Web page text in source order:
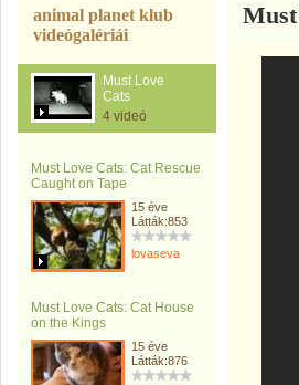
animal planet klub
videógalériái
Must Love
Cats
4 videó
Must Love Cats: Cat Rescue
Caught on Tape
15 éve
Látták:853
lovaseva
Must Love Cats: Cat House
on the Kings
15 éve
Látták:876